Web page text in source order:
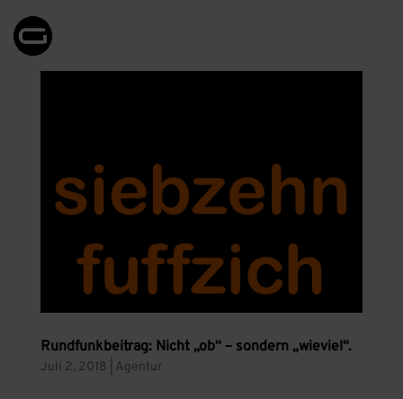
Rundfunkbeitrag: Nicht „ob“ – sondern „wieviel“.
Juli 2, 2018 Agentur